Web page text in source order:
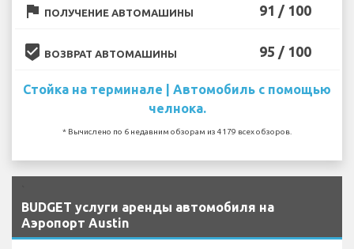
flag ПОЛУЧЕНИЕ АВТОМАШИНЫ 91 / 100
beenhere ВОЗВРАТ АВТОМАШИНЫ 95 / 100
Стойка на терминале | Автомобиль с помощью
челнока.
* Вычислено по 6 недавним обзорам из 4179 всех обзоров.
BUDGET услуги аренды автомобиля на
Аэропорт Austin